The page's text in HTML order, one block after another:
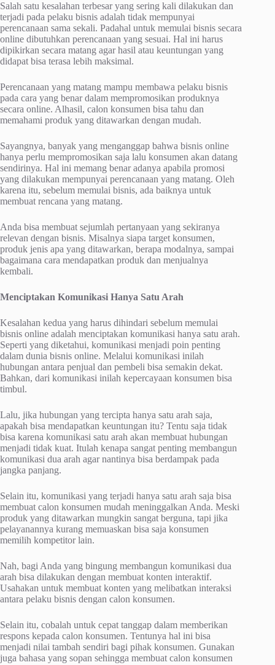
Salah satu kesalahan terbesar yang sering kali dilakukan dan
terjadi pada pelaku bisnis adalah tidak mempunyai
perencanaan sama sekali. Padahal untuk memulai bisnis secara
online dibutuhkan perencanaan yang sesuai. Hal ini harus
dipikirkan secara matang agar hasil atau keuntungan yang
didapat bisa terasa lebih maksimal.
Perencanaan yang matang mampu membawa pelaku bisnis
pada cara yang benar dalam mempromosikan produknya
secara online. Alhasil, calon konsumen bisa tahu dan
memahami produk yang ditawarkan dengan mudah.
Sayangnya, banyak yang menganggap bahwa bisnis online
hanya perlu mempromosikan saja lalu konsumen akan datang
sendirinya. Hal ini memang benar adanya apabila promosi
yang dilakukan mempunyai perencanaan yang matang. Oleh
karena itu, sebelum memulai bisnis, ada baiknya untuk
membuat rencana yang matang.
Anda bisa membuat sejumlah pertanyaan yang sekiranya
relevan dengan bisnis. Misalnya siapa target konsumen,
produk jenis apa yang ditawarkan, berapa modalnya, sampai
bagaimana cara mendapatkan produk dan menjualnya
kembali.
Menciptakan Komunikasi Hanya Satu Arah
Kesalahan kedua yang harus dihindari sebelum memulai
bisnis online adalah menciptakan komunikasi hanya satu arah.
Seperti yang diketahui, komunikasi menjadi poin penting
dalam dunia bisnis online. Melalui komunikasi inilah
hubungan antara penjual dan pembeli bisa semakin dekat.
Bahkan, dari komunikasi inilah kepercayaan konsumen bisa
timbul.
Lalu, jika hubungan yang tercipta hanya satu arah saja,
apakah bisa mendapatkan keuntungan itu? Tentu saja tidak
bisa karena komunikasi satu arah akan membuat hubungan
menjadi tidak kuat. Itulah kenapa sangat penting membangun
komunikasi dua arah agar nantinya bisa berdampak pada
jangka panjang.
Selain itu, komunikasi yang terjadi hanya satu arah saja bisa
membuat calon konsumen mudah meninggalkan Anda. Meski
produk yang ditawarkan mungkin sangat berguna, tapi jika
pelayanannya kurang memuaskan bisa saja konsumen
memilih kompetitor lain.
Nah, bagi Anda yang bingung membangun komunikasi dua
arah bisa dilakukan dengan membuat konten interaktif.
Usahakan untuk membuat konten yang melibatkan interaksi
antara pelaku bisnis dengan calon konsumen.
Selain itu, cobalah untuk cepat tanggap dalam memberikan
respons kepada calon konsumen. Tentunya hal ini bisa
menjadi nilai tambah sendiri bagi pihak konsumen. Gunakan
juga bahasa yang sopan sehingga membuat calon konsumen